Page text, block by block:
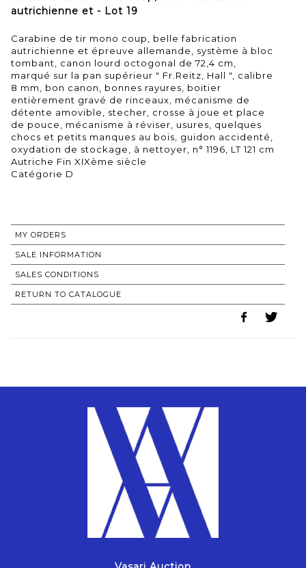
autrichienne et - Lot 19
Carabine de tir mono coup, belle fabrication
autrichienne et épreuve allemande, système à bloc
tombant, canon lourd octogonal de 72,4 cm,
marqué sur la pan supérieur " Fr.Reitz, Hall ", calibre
8 mm, bon canon, bonnes rayures, boitier
entièrement gravé de rinceaux, mécanisme de
détente amovible, stecher, crosse à joue et place
de pouce, mécanisme à réviser, usures, quelques
chocs et petits manques au bois, guidon accidenté,
oxydation de stockage, à nettoyer, n° 1196, LT 121 cm
Autriche Fin XIXème siècle
Catégorie D
MY ORDERS
SALE INFORMATION
SALES CONDITIONS
RETURN TO CATALOGUE